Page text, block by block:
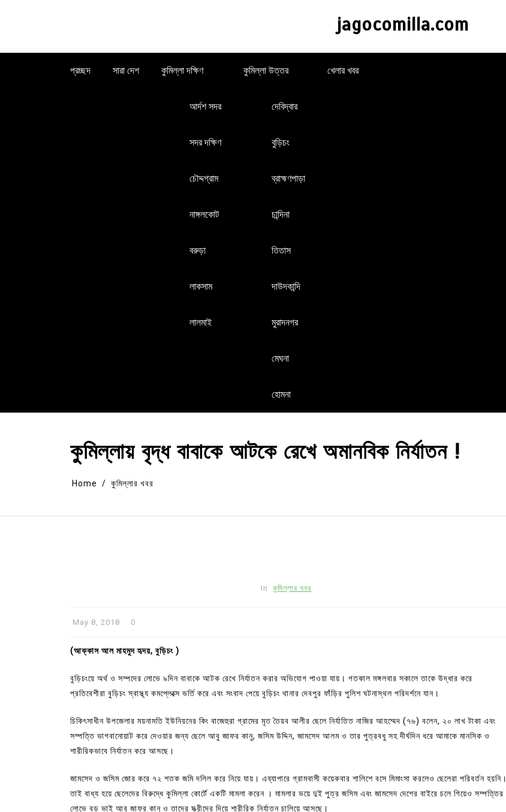
jagocomilla.com
প্রচ্ছদ সারা দেশ কুমিল্লা দক্ষিণ
আর্দশ সদর
সদর দক্ষিণ
চৌদ্দগ্রাম
নাঙ্গলকোট
বরুড়া
লাকসাম
লালমাই
কুমিল্লা উত্তর
দেবিদ্বার
বুড়িচং
ব্রাহ্মণপাড়া
চান্দিনা
তিতাস
দাউদকান্দি
মুরাদনগর
মেঘনা
হোমনা
খেলার খবর
কুমিল্লায় বৃদ্ধ বাবাকে আটকে রেখে অমানবিক নির্যাতন !
Home কুমিল্লার খবর
In কুমিল্লার খবর
May 8, 2018 0
(আক্কাস আল মাহমুদ হৃদয়, বুড়িচং )
বুড়িচংয়ে অর্থ ও সম্পদের লোভে ৯দিন বাবাকে আটক রেখে নির্যাতন করার অভিযোগ পাওয়া যায়। গতকাল মঙ্গলবার সকালে তাকে উদ্ধার করে
প্রতিবেশীরা বুড়িচং স্বাস্থ্য কমপ্লেক্সে ভর্তি করে এবং সংবাদ পেয়ে বুড়িচং থানার দেবপুর ফাঁড়ির পুলিশ ঘটনাস্থল পরিদর্শনে যান।
চিকিৎসাধীন উপজেলার ময়নামতি ইউনিয়নের কিং বাজেহুরা গ্রামের মৃত তৈয়ব আলীর ছেলে নির্যাতিত নাজির আহম্মেদ (৭৬) বলেন, ২০ লাখ টাকা এবং
সম্পত্তি ভাগবানোয়াট করে দেওয়ার জন্য ছেলে আবু জাফর কানু, জসিম উদ্দিন, জামসেদ আলম ও তার পুত্রবধু সহ দীর্ঘদিন ধরে আমাকে মানসিক ও
শারীরিকভাবে নির্যাতন করে আসছে।
জামসেদ ও জসিম জোর করে ৭২ শতক জমি দলিল করে নিয়ে যায়। এব্যাপারে গ্রামবাসী কয়েকবার শালিশে বসে মিমাংসা করলেও ছেলেরা পরিবর্তন হয়নি।
তাই বাধ্য হয়ে ছেলেদের বিরুদ্ধে কুমিল্লা কোর্টে একটি মামলা করেন । মামলার ভয়ে দুই পুত্র জসিম এবং জামসেদ দেশের বাইরে চলে গিয়েও সম্পত্তির
লোভে বড় ভাই আবু জাফর কানু ও তাদের স্ত্রীদের দিয়ে শারীরিক নির্যাতন চালিয়ে আসছে।